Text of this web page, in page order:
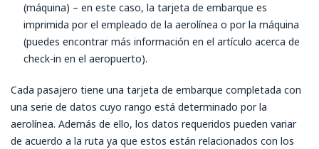
(máquina) – en este caso, la tarjeta de embarque es
imprimida por el empleado de la aerolínea o por la máquina
(puedes encontrar más información en el artículo acerca de
check-in en el aeropuerto).
Cada pasajero tiene una tarjeta de embarque completada con
una serie de datos cuyo rango está determinado por la
aerolínea. Además de ello, los datos requeridos pueden variar
de acuerdo a la ruta ya que estos están relacionados con los